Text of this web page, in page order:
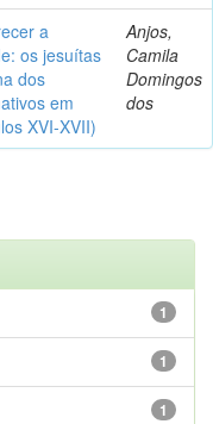
a
os jesuítas
dos
em
XVI-XVII)
Anjos,
Camila
Domingos
dos
1
1
1